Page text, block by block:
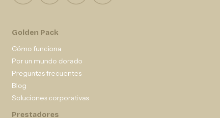
Golden Pack
Cómo funciona
Por un mundo dorado
Preguntas frecuentes
Blog
Soluciones corporativas
Prestadores